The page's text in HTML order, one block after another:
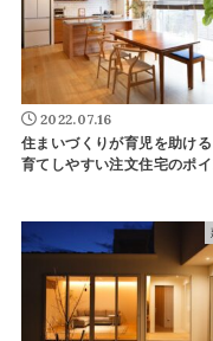
2022.07.16
住まいづくりが育児を助け
育てしやすい注文住宅のポイ